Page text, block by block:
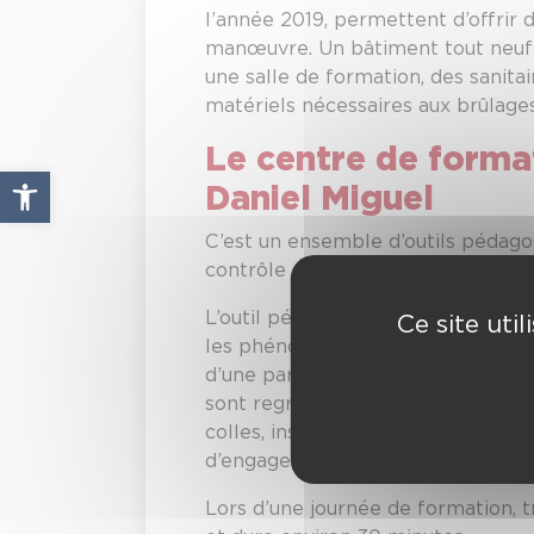
Ouvrir la barre d’outils
l’année 2019, permettent
manœuvre. Un bâtiment tout neuf
une salle de formation, des
matériels nécessaires aux
Le centre de
Daniel Miguel
C’est un ensemble d’outils
contrôle des phénomènes
L’outil pédagogique principal de
les phénomènes thermiques qui
d’une partie foyer, isolée du
sont regroupés les formateurs et
colles, insecticides…). Un
d’engagement avec progression
Lors d’une journée de
Ce site